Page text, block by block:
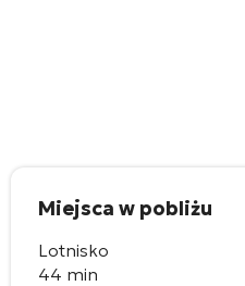
Miejsca w pobliżu
Lotnisko
44 min